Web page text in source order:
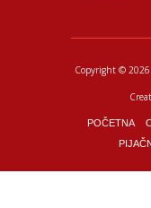
Copyright ©
POČETNA